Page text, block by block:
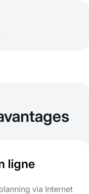
ligne
via Internet